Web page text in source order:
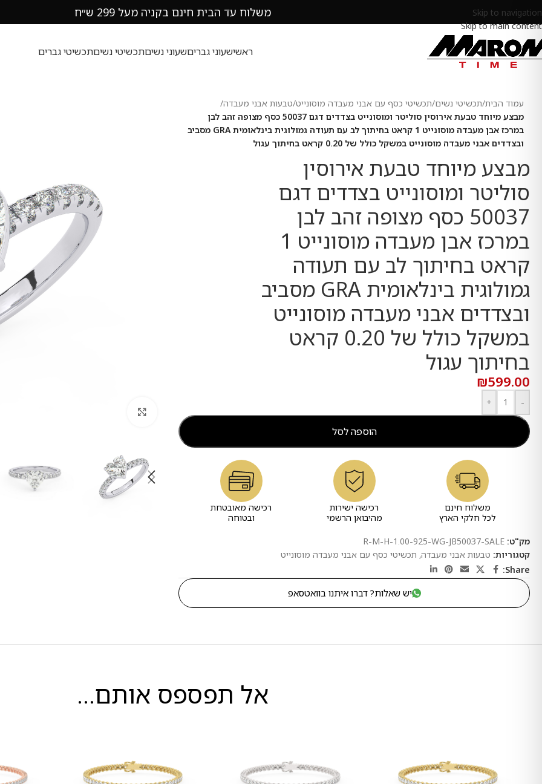
Skip to navigation
Skip to main content
משלוח עד הבית חינם בקניה מעל 299 ש״ח
ראשישעוני גבריםשעוני נשיםתכשיטי נשיםתכשיטי גברים
עמוד הבית/תכשיטי נשים/תכשיטי כסף עם אבני מעבדה מוסונייט/טבעות אבני מעבדה/
מבצע מיוחד טבעת אירוסין סוליטר ומוסונייט בצדדים דגם 50037 כסף מצופה זהב לבן
במרכז אבן מעבדה מוסונייט 1 קראט בחיתוך לב עם תעודה גמולוגית בינלאומית GRA מסביב
ובצדדים אבני מעבדה מוסונייט במשקל כולל של 0.20 קראט בחיתוך עגול
מבצע מיוחד טבעת אירוסין
סוליטר ומוסונייט בצדדים דגם
50037 כסף מצופה זהב לבן
במרכז אבן מעבדה מוסונייט 1
קראט בחיתוך לב עם תעודה
גמולוגית בינלאומית GRA מסביב
ובצדדים אבני מעבדה מוסונייט
במשקל כולל של 0.20 קראט
בחיתוך עגול
₪599.00
-
+
הוספה לסל
משלוח חינם
לכל חלקי הארץ
רכישה ישירות
מהיבואן הרשמי
רכישה מאובטחת
ובטוחה
מק"ט: R-M-H-1.00-925-WG-JB50037-SALE
קטגוריות: טבעות אבני מעבדה, תכשיטי כסף עם אבני מעבדה מוסונייט
Share:
יש שאלות? דברו איתנו בוואטסאפ
אל תפספס אותם...